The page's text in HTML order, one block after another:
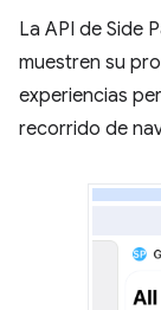
La API de Side
muestren su
experiencias
recorrido de